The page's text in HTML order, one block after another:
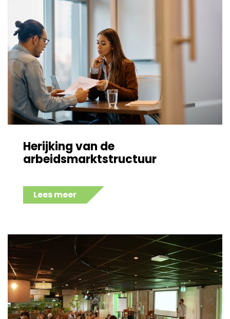
Herijking van de
arbeidsmarktstructuur
Lees meer